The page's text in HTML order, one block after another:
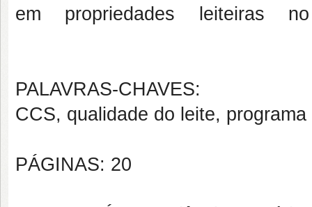
em propriedades leiteiras
PALAVRAS-CHAVES:
CCS, qualidade do leite,
PÁGINAS: 20